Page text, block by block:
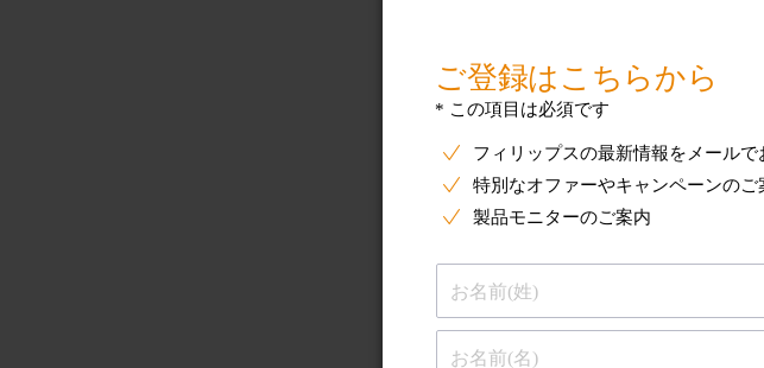
フィリップ
フィリッ
さらに見る